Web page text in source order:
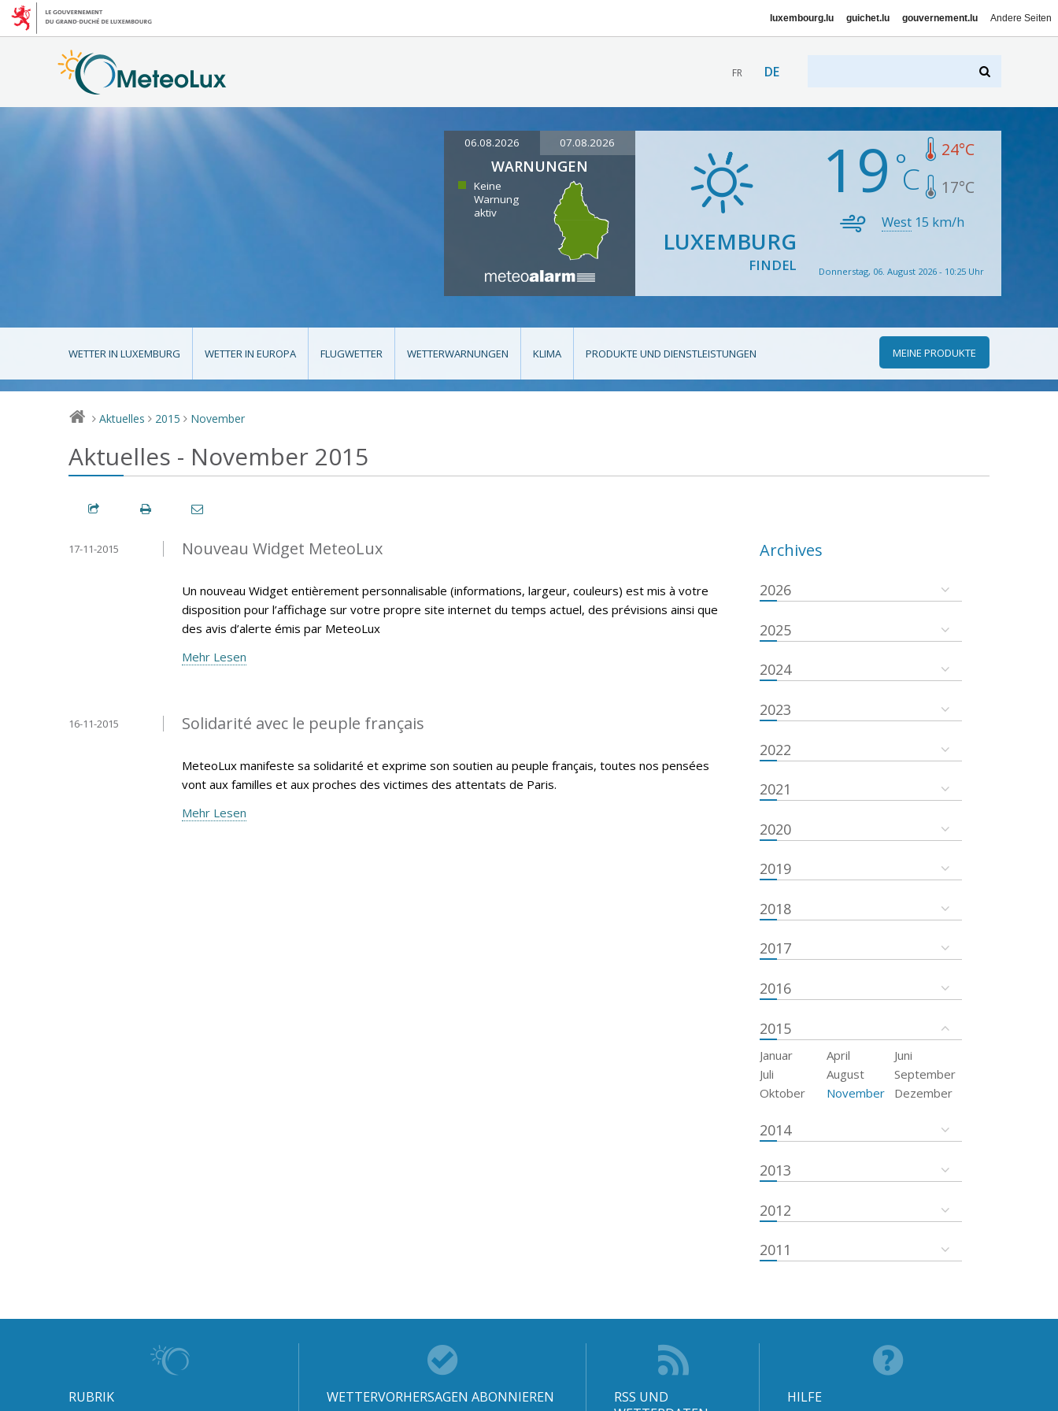
luxembourg.lu guichet.lu gouvernement.lu Andere Seiten
FR DE
06.08.2026 07.08.2026
WARNUNGEN
Keine
Warnung
aktiv
LUXEMBURG
FINDEL
19 24°C
17°C
West 15 km/h
Donnerstag, 06. August 2026 - 10:25 Uhr
WETTER IN LUXEMBURG WETTER IN EUROPA FLUGWETTER WETTERWARNUNGEN KLIMA PRODUKTE UND DIENSTLEISTUNGEN MEINE PRODUKTE
> Aktuelles > 2015 > November
Aktuelles - November 2015
Nouveau Widget MeteoLux
17-11-2015
Un nouveau Widget entièrement personnalisable (informations, largeur, couleurs) est mis à votre
disposition pour l’affichage sur votre propre site internet du temps actuel, des prévisions ainsi que
des avis d’alerte émis par MeteoLux
Mehr Lesen
Solidarité avec le peuple français
16-11-2015
MeteoLux manifeste sa solidarité et exprime son soutien au peuple français, toutes nos pensées
vont aux familles et aux proches des victimes des attentats de Paris.
Mehr Lesen
Archives
2026
2025
2024
2023
2022
2021
2020
2019
2018
2017
2016
2015
Januar April
Juni
Juli
August
September
Oktober
November Dezember
2014
2013
2012
2011
RUBRIK WETTERVORHERSAGEN ABONNIEREN
RSS UND
HILFE